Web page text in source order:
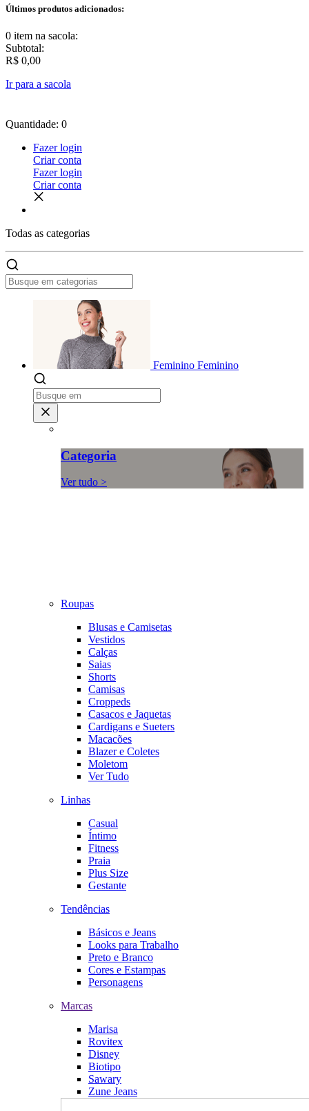
Últimos produtos adicionados:
0 item na sacola:
Subtotal:
R$ 0,00
Ir para a sacola
Quantidade: 0
Fazer login
Criar conta
Fazer login
Criar conta
Todas as categorias
Feminino Feminino
Categoria
Ver tudo >
Roupas
Blusas e Camisetas
Vestidos
Calças
Saias
Shorts
Camisas
Croppeds
Casacos e Jaquetas
Cardigans e Sueters
Macacões
Blazer e Coletes
Moletom
Ver Tudo
Linhas
Casual
Íntimo
Fitness
Praia
Plus Size
Gestante
Tendências
Básicos e Jeans
Looks para Trabalho
Preto e Branco
Cores e Estampas
Personagens
Marcas
Marisa
Rovitex
Disney
Biotipo
Sawary
Zune Jeans